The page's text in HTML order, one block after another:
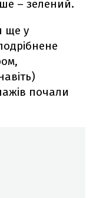
– зелений.
ще у
почали